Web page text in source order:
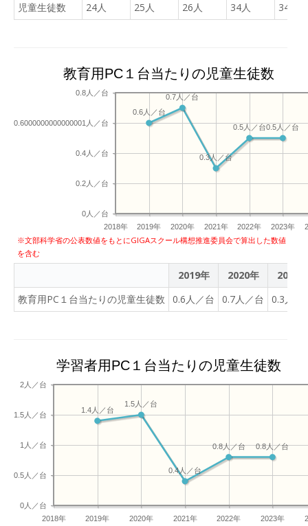
児童生徒数
24人 25人 26人 34人 34人
教育用PC１台当たりの児童生徒数
2018年 2019年 2020年 2021年 2022年 2023年
0人／台
0.2人／台
0.4人／台
0.6000000000000001人／台
0.8人／台
0.5人／台
0.5人／台
0.3人／台
0.7人／台
0.6人／台
※文部科学省の公表数値をもとにGIGAスクール構想推進委員会で算出した数値
を含む
2019年 2020年
2021年
教育用PC１台当たりの児童生徒数
0.6人／台 0.7人／台 0.3人／
学習者用PC１台当たりの児童生徒数
2018年 2019年 2020年 2021年 2022年 2023年
0人／台
0.5人／台
1人／台
1.5人／台
2人／台
0.8人／台
0.8人／台
0.4人／台
1.5人／台
1.4人／台